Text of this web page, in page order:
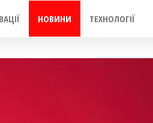
НОВИНИ ТЕХНОЛОГІЇ